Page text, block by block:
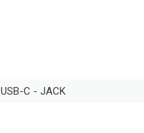
USB-C - JACK